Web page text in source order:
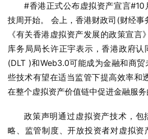
#香港正式公布虚拟资产宣言#10
技周开始。 会上，香港财政司(财经事
《有关香港虚拟资产发展的政策宣言
库务局局长许正宇表示，香港政府认
(DLT )和Web3.0可能成为金融和商
些技术有望在适当监管下提高效率和
在整个虚拟资产价值链中促进金融服务
政策声明通过虚拟资产技术，包
略、监管制度、开放投资者对虚拟资